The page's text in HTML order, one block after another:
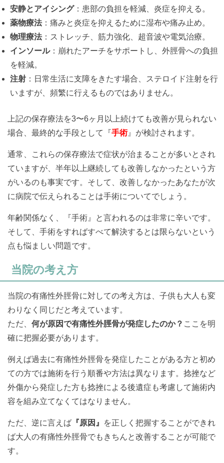
安静とアイシング：患部の負担を軽減、炎症を抑える。
薬物療法：痛みと炎症を抑えるために湿布や痛み止め。
物理療法：ストレッチ、筋力強化、超音波や電気治療。
インソール：崩れたアーチをサポートし、外脛骨への負担
を軽減。
注射 ：日常生活に支障をきたす場合、ステロイド注射を行
いますが、頻繁に行えるものではありません。
上記の保存療法を3〜6ヶ月以上続けても改善が見られない
場合、最終的な手段として『手術』が検討されます。
通常、これらの保存療法で症状が治まることが多いとされ
ていますが、半年以上継続しても改善しなかったという方
がいるのも事実です。そして、改善しなかったあなたが次
に病院で伝えられることは手術についてでしょう。
年齢関係なく、『手術』と言われるのは非常に辛いです。
そして、手術をすればすべて解決するとは限らないという
点も悩ましい問題です。
当院の考え方
当院の有痛性外脛骨に対しての考え方は、子供も大人も変
わりなく同じだと考えています。
ただ、 何が原因で有痛性外脛骨が発症したのか？ ここを明
確に把握必要があります。
例えば過去に有痛性外脛骨を発症したことがある方と初め
ての方では施術を行う順番や方法は異なります。捻挫など
外傷から発症した方も捻挫による後遺症も考慮して施術内
容を組み立てなくてはなりません。
ただ、逆に言えば 『原因』
を正しく把握することができれ
ば大人の有痛性外脛骨でもきちんと改善することが可能で
す。